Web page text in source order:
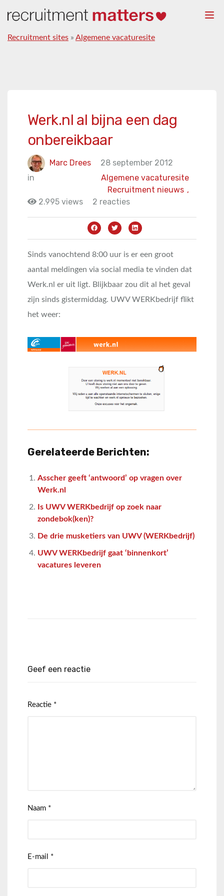
Recruitment sites » Algemene vacaturesite
Werk.nl al bijna een dag
onbereikbaar
Marc Drees
28 september 2012
in
Algemene vacaturesite
Recruitment nieuws ,
2.995 views
2 reacties
Sinds vanochtend 8:00 uur is er een groot
aantal meldingen via social media te vinden dat
Werk.nl er uit ligt. Blijkbaar zou dit al het geval
zijn sinds gistermiddag. UWV WERKbedrijf flikt
het weer:
Gerelateerde Berichten:
Asscher geeft ‘antwoord’ op vragen over
Werk.nl
Is UWV WERKbedrijf op zoek naar
zondebok(ken)?
De drie musketiers van UWV (WERKbedrijf)
UWV WERKbedrijf gaat ‘binnenkort’
vacatures leveren
Geef een reactie
Reactie *
Naam *
E-mail *